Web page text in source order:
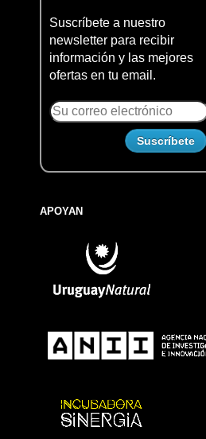
Suscríbete a nuestro
newsletter para recibir
información y las mejores
ofertas en tu email.
APOYAN